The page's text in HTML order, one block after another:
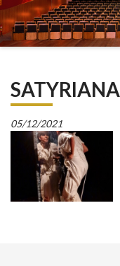
05/12/2021